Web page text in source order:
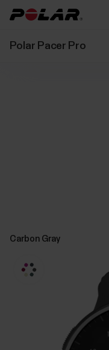
Polar Pacer Pro
Carbon Gray